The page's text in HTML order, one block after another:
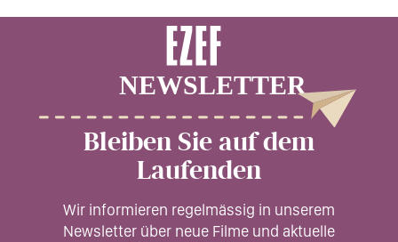
Bleiben Sie auf dem
Laufenden
Wir informieren regelmässig in unserem
Newsletter über neue Filme und aktuelle